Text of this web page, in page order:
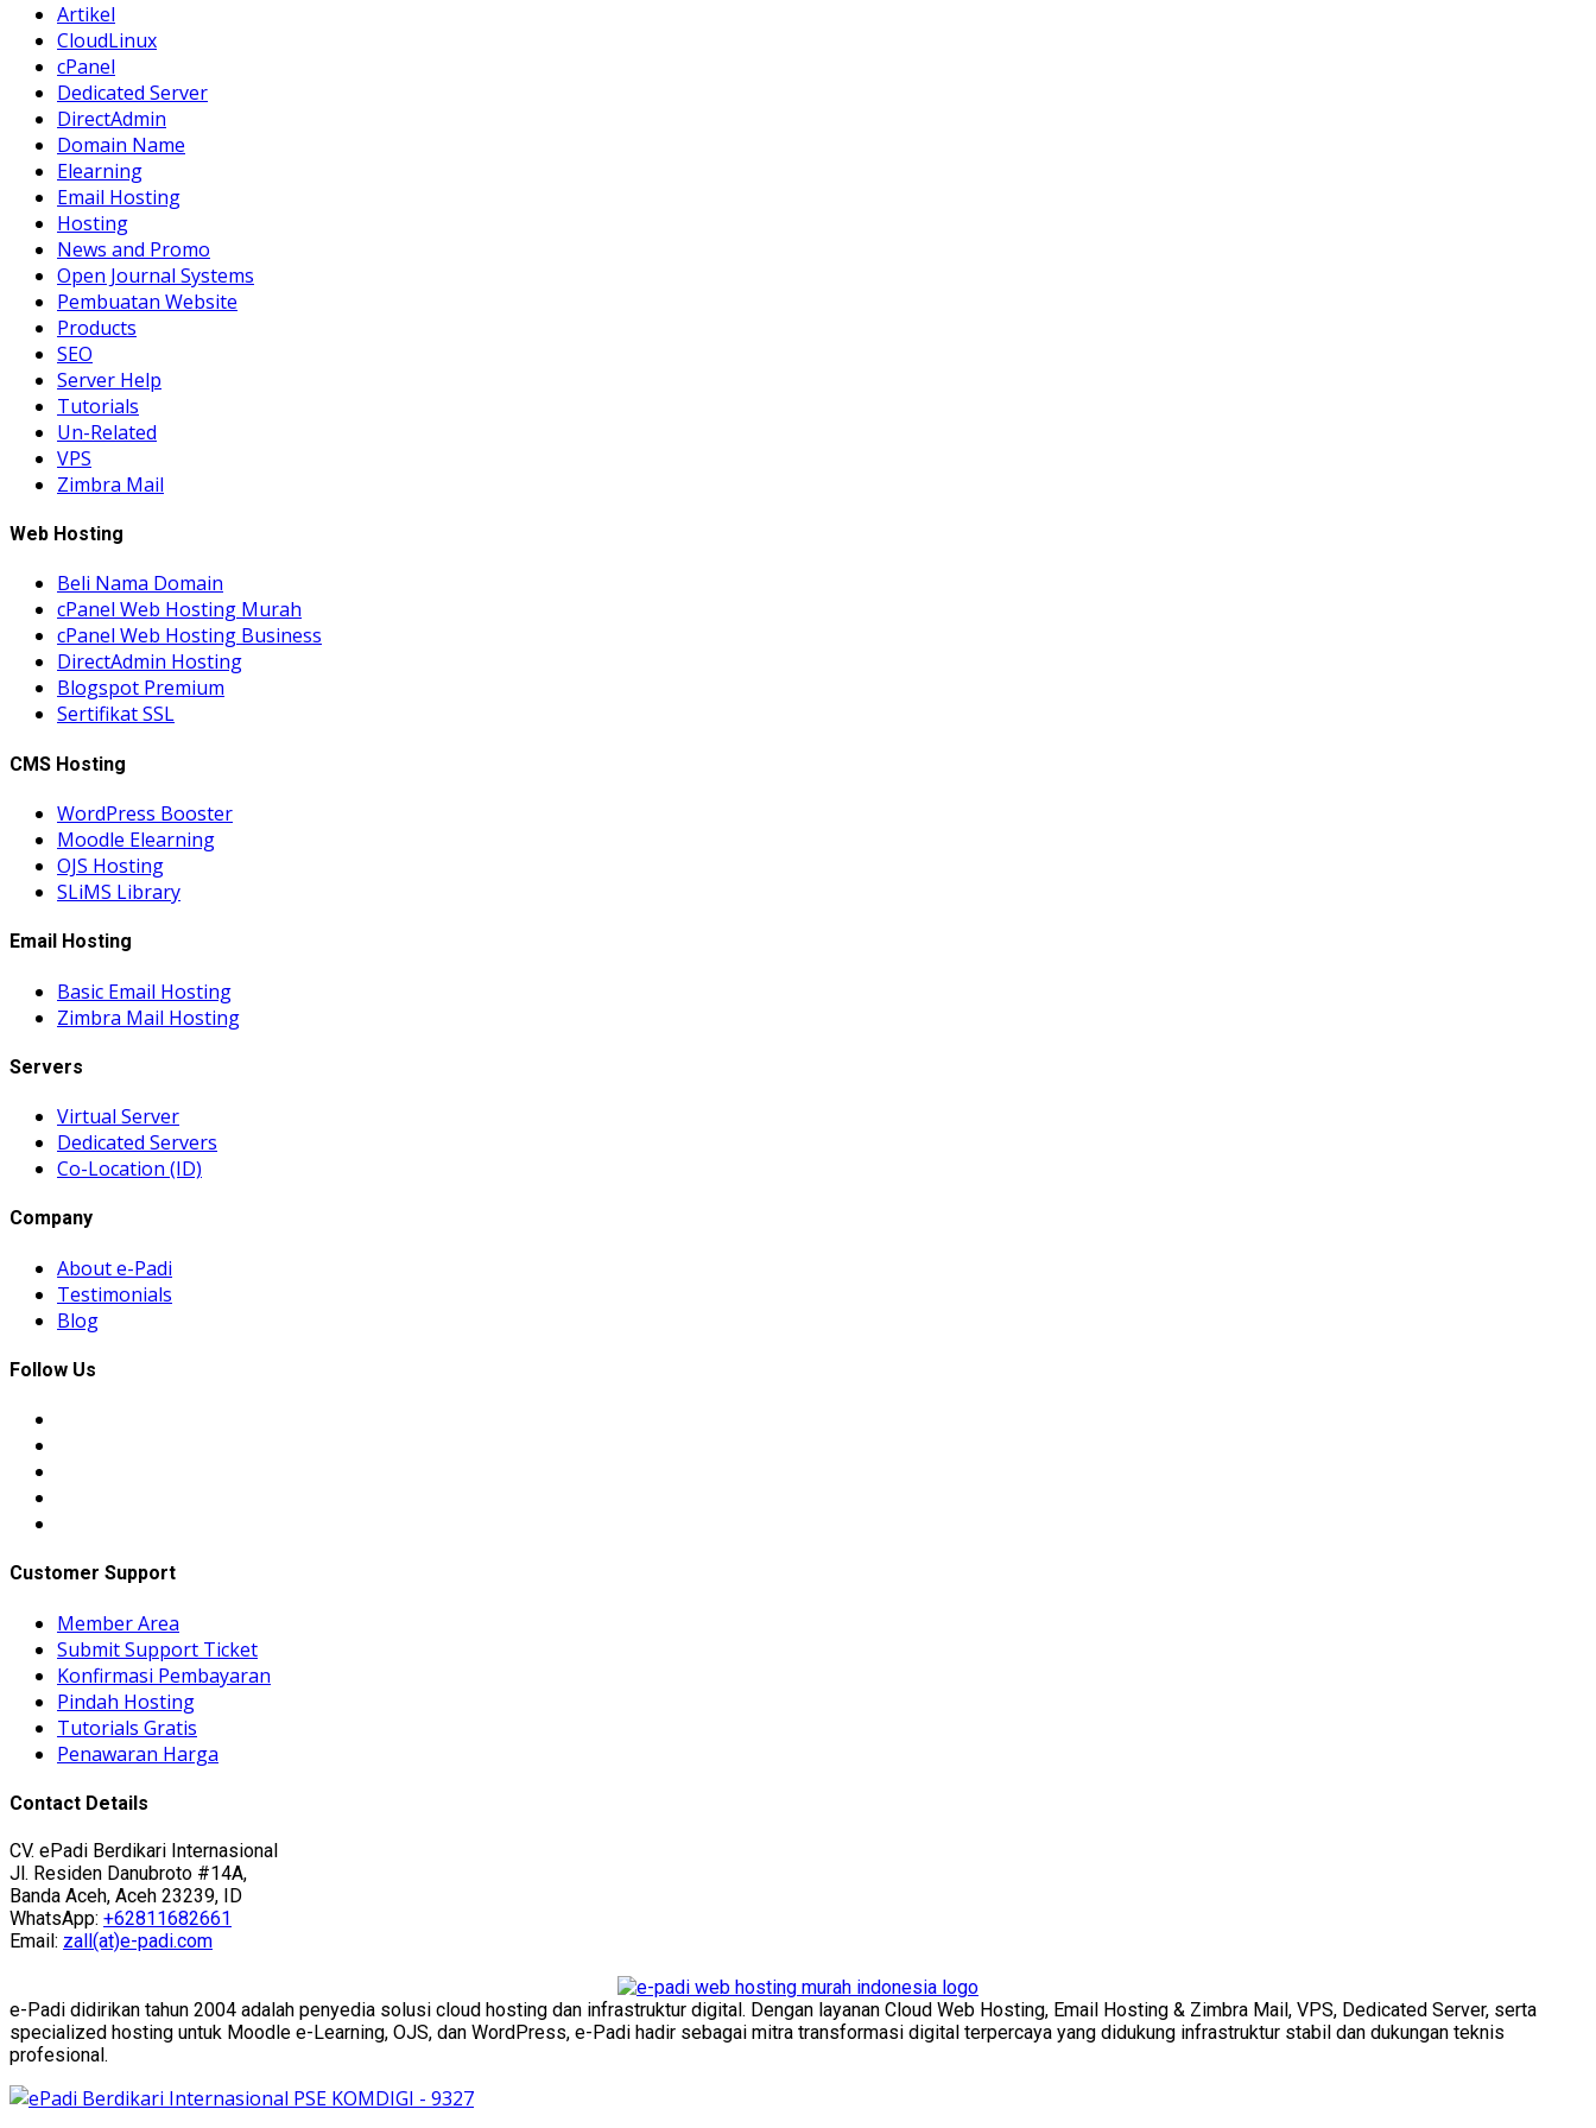
Artikel
CloudLinux
cPanel
Dedicated Server
DirectAdmin
Domain Name
Elearning
Email Hosting
Hosting
News and Promo
Open Journal Systems
Pembuatan Website
Products
SEO
Server Help
Tutorials
Un-Related
VPS
Zimbra Mail
Web Hosting
Beli Nama Domain
cPanel Web Hosting Murah
cPanel Web Hosting Business
DirectAdmin Hosting
Blogspot Premium
Sertifikat SSL
CMS Hosting
WordPress Booster
Moodle Elearning
OJS Hosting
SLiMS Library
Email Hosting
Basic Email Hosting
Zimbra Mail Hosting
Servers
Virtual Server
Dedicated Servers
Co-Location (ID)
Company
About e-Padi
Testimonials
Blog
Follow Us
Customer Support
Member Area
Submit Support Ticket
Konfirmasi Pembayaran
Pindah Hosting
Tutorials Gratis
Penawaran Harga
Contact Details
CV. ePadi Berdikari Internasional
Jl. Residen Danubroto #14A,
Banda Aceh, Aceh 23239, ID
WhatsApp: +62811682661
Email: zall(at)e-padi.com
e-Padi didirikan tahun 2004 adalah penyedia solusi cloud hosting dan infrastruktur digital. Dengan layanan Cloud Web Hosting, Email Hosting & Zimbra Mail, VPS, Dedicated Server, serta
specialized hosting untuk Moodle e-Learning, OJS, dan WordPress, e-Padi hadir sebagai mitra transformasi digital terpercaya yang didukung infrastruktur stabil dan dukungan teknis
profesional.